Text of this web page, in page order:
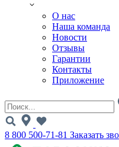
О нас
Наша команда
Новости
Отзывы
Гарантии
Контакты
Приложение
8 800 500-71-81 Заказать